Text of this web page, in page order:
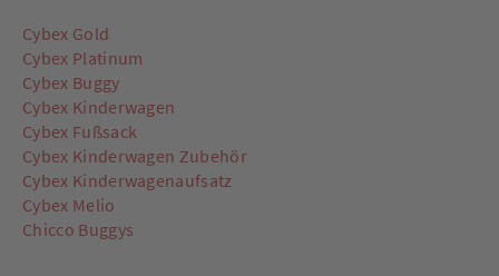
Cybex Gold
Cybex Platinum
Cybex Buggy
Cybex Kinderwagen
Cybex Fußsack
Cybex Kinderwagen Zubehör
Cybex Kinderwagenaufsatz
Cybex Melio
Chicco Buggys